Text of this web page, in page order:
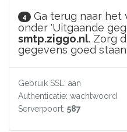
4
Ga terug naar het
onder 'Uitgaande
smtp.ziggo.nl. Zorg
gegevens goed staan:
Gebruik SSL: aan
Authenticatie: wachtwoord
Serverpoort: 587